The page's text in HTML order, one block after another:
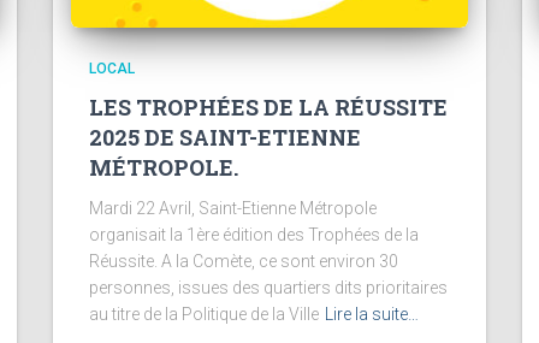
LOCAL
LES TROPHÉES DE LA RÉUSSITE
2025 DE SAINT-ETIENNE
MÉTROPOLE.
Mardi 22 Avril, Saint-Etienne Métropole
organisait la 1ère édition des Trophées de la
Réussite. A la Comète, ce sont environ 30
personnes, issues des quartiers dits prioritaires
au titre de la Politique de la Ville
Lire la suite…